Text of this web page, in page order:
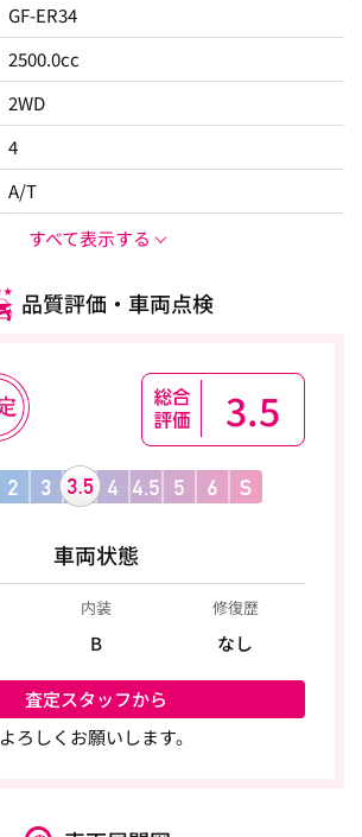
GF-ER34
2500.0cc
2WD
4
A/T
すべて表示する
品質評価・車両点検
3.5
車両状態
内装
B
修復歴
なし
査定スタッフから
よろしくお願いします。